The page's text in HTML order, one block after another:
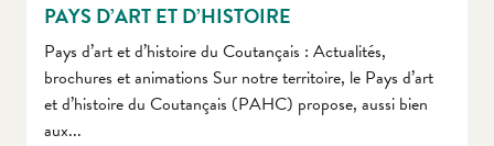
PAYS D’ART ET D’HISTOIRE
Pays d’art et d’histoire du Coutançais : Actualités,
brochures et animations Sur notre territoire, le Pays d’art
et d’histoire du Coutançais (PAHC) propose, aussi bien
aux...